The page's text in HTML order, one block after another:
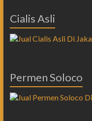
Cialis Asli
Permen Soloco